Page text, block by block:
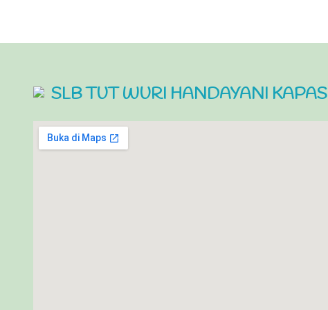
SLB TUT WURI HANDAYANI KAPAS